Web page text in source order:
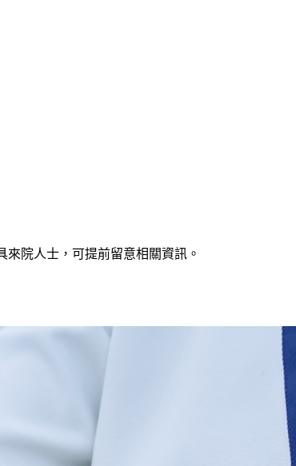
院人士，可提前留意相關資訊。